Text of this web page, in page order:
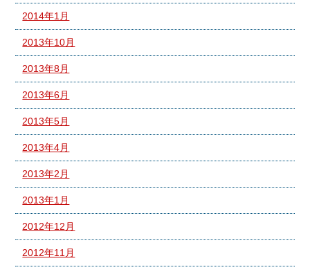
2014年1月
2013年10月
2013年8月
2013年6月
2013年5月
2013年4月
2013年2月
2013年1月
2012年12月
2012年11月